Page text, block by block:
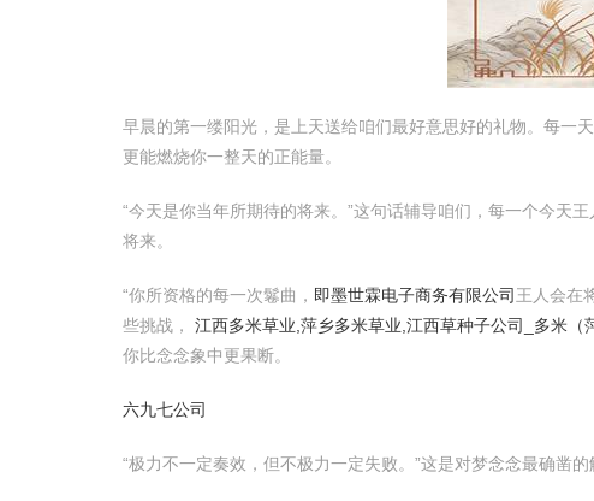
早晨的第一缕阳光，是上天送给咱们最好意思好的礼物。每一
更能燃烧你一整天的正能量。
“今天是你当年所期待的将来。”这句话辅导咱们，每一个今天
将来。
“你所资格的每一次鬈曲， 即墨世霖电子商务有限公司 王人会在
些挑战， 江西多米草业,萍乡多米草业,江西草种子公司_多米
你比念念象中更果断。
六九七公司
“极力不一定奏效，但不极力一定失败。”这是对梦念念最确凿